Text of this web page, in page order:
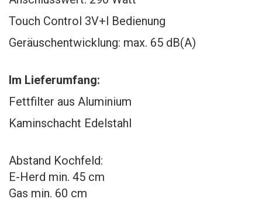
Touch Control 3V+l Bedienung
Geräuschentwicklung: max. 65 dB(A)
Im Lieferumfang:
Fettfilter aus Aluminium
Kaminschacht Edelstahl
Abstand Kochfeld:
E-Herd min. 45 cm
Gas min. 60 cm